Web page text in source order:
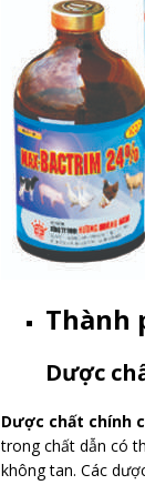
Thành
Dược
Dược chất chính
trong chất dẫn có
không tan. Các